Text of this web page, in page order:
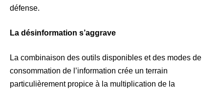
défense.
La désinformation s’aggrave
La combinaison des outils disponibles et des modes de
consommation de l’information crée un terrain
particulièrement propice à la multiplication de la